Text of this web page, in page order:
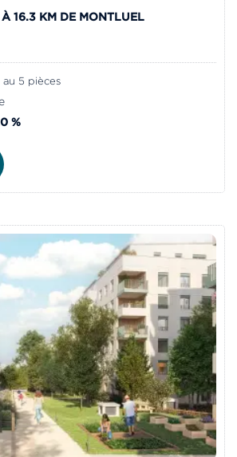
À 16.3 KM DE MONTLUEL
5 pièces
%